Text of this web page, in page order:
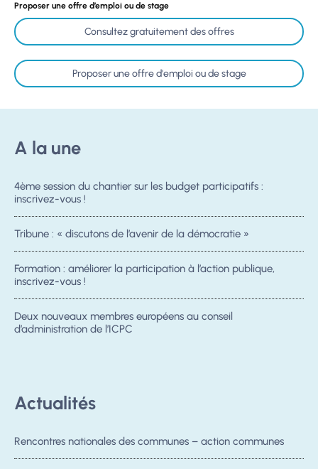
Proposer une offre d’emploi ou de stage
Consultez gratuitement des offres
Proposer une offre d'emploi ou de stage
A la une
4ème session du chantier sur les budget participatifs :
inscrivez-vous !
Tribune : « discutons de l’avenir de la démocratie »
Formation : améliorer la participation à l’action publique,
inscrivez-vous !
Deux nouveaux membres européens au conseil
d’administration de l’ICPC
Actualités
Rencontres nationales des communes – action communes